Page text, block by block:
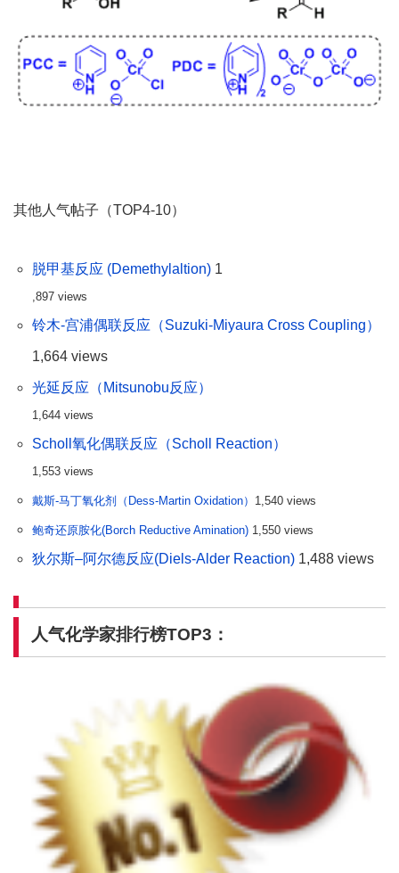
其他人气帖子（TOP4-10）
脱甲基反应 (Demethylaltion)1
,897 views
铃木-宫浦偶联反应（Suzuki-Miyaura Cross Coupling）
1,664 views
光延反应（Mitsunobu反应）
1,644 views
Scholl氧化偶联反应（Scholl Reaction）
1,553 views
戴斯-马丁氧化剂（Dess-Martin Oxidation） 1,540 views
鲍奇还原胺化(Borch Reductive Amination)1,550 views
狄尔斯–阿尔德反应(Diels-Alder Reaction)1,488 views
人气化学家排行榜TOP3：